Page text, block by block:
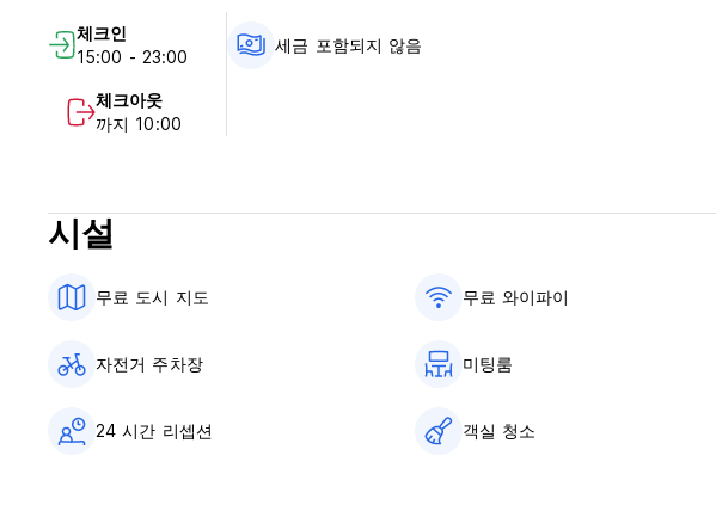
Auberge de Jeunesse HI Lille Stéphane Hessel은 Hostelling International 전세계 네
호스텔의 미래 지향적인 건축물 - 칠면체! - 릴이 현대성의 일부임을 보여줍니다. 객실
있습니다.
높은 환경 품질 기준을 존중합니다. BBC - 저소비 건물 - (에너지 소비 최적화) 및 빗물
다.
체크인
15:00 - 23:00
체크아웃
까지 10:00
세금 포함되지 않음
시설
무료 도시 지도 무료 와이파이
자전거 주차장 미팅룸
24 시간 리셉션 객실 청소